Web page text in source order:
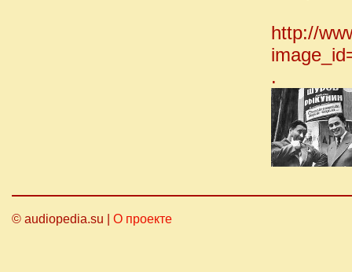
http://
.
© audiopedia.su | О проекте